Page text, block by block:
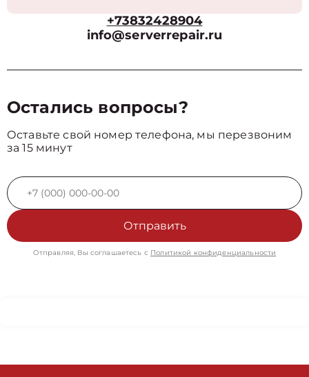
+73832428904
info@serverrepair.ru
Остались вопросы?
Оставьте свой номер телефона, мы перезвоним
за 15 минут
Отправить
Отправляя, Вы соглашаетесь с Политикой конфиденциальности